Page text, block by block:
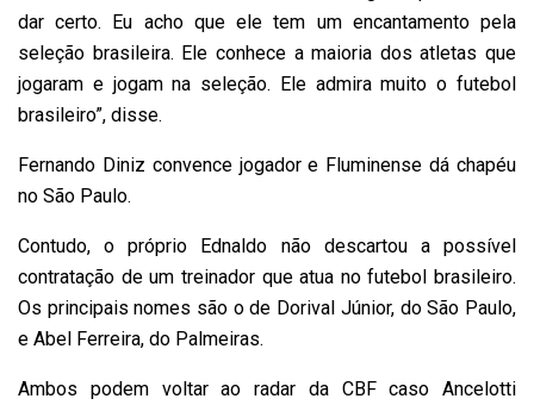
dar certo. Eu acho que ele tem um encantamento pela
seleção brasileira. Ele conhece a maioria dos atletas que
jogaram e jogam na seleção. Ele admira muito o futebol
brasileiro”, disse.
Fernando Diniz convence jogador e Fluminense dá chapéu
no São Paulo.
Contudo, o próprio Ednaldo não descartou a possível
contratação de um treinador que atua no futebol brasileiro.
Os principais nomes são o de Dorival Júnior, do São Paulo,
e Abel Ferreira, do Palmeiras.
Ambos podem voltar ao radar da CBF caso Ancelotti